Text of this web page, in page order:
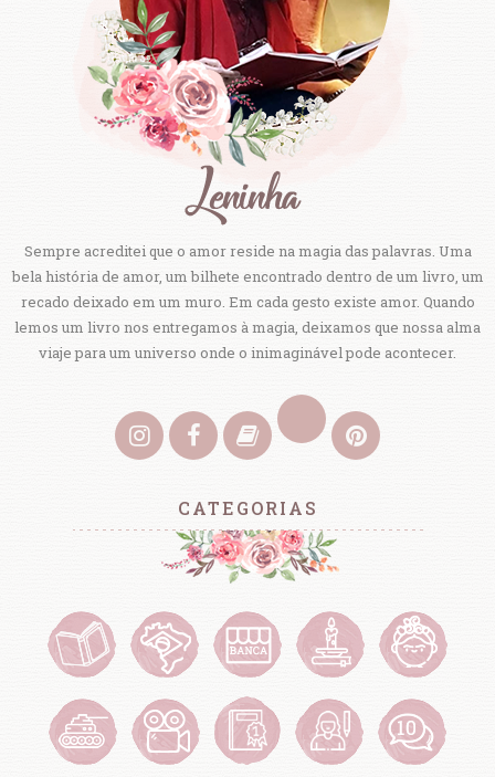
Sempre acreditei que o amor reside na magia das palavras. Uma
bela história de amor, um bilhete encontrado dentro de um livro, um
recado deixado em um muro. Em cada gesto existe amor. Quando
lemos um livro nos entregamos à magia, deixamos que nossa alma
viaje para um universo onde o inimaginável pode acontecer.
CATEGORIAS